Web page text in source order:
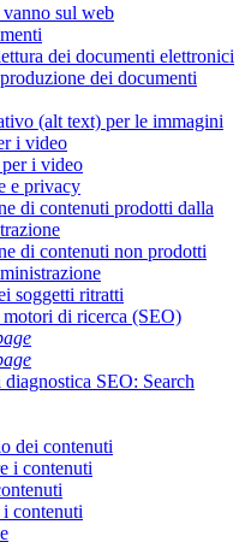
sul web
dei documenti elettronici
dei documenti
(alt text) per le immagini
i video
i video
e privacy
di contenuti prodotti dalla
di contenuti non prodotti
soggetti ritratti
di ricerca (SEO)
SEO: Search
dei contenuti
i contenuti
contenuti